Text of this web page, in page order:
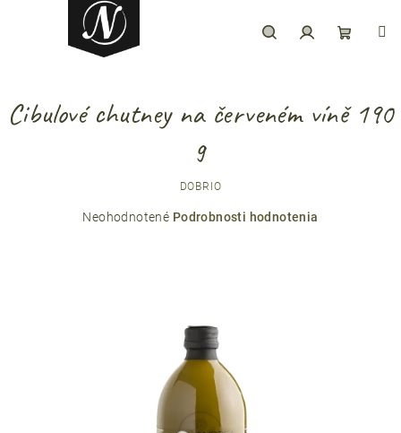
košík
Cibulové chutney na červeném víně 190
g
DOBRIO
Priemerné
Neohodnotené Podrobnosti hodnotenia